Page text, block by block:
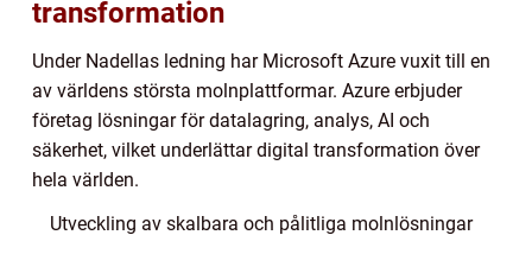
transformation
Under Nadellas ledning har Microsoft Azure vuxit till en
av världens största molnplattformar. Azure erbjuder
företag lösningar för datalagring, analys, AI och
säkerhet, vilket underlättar digital transformation över
hela världen.
Utveckling av skalbara och pålitliga molnlösningar